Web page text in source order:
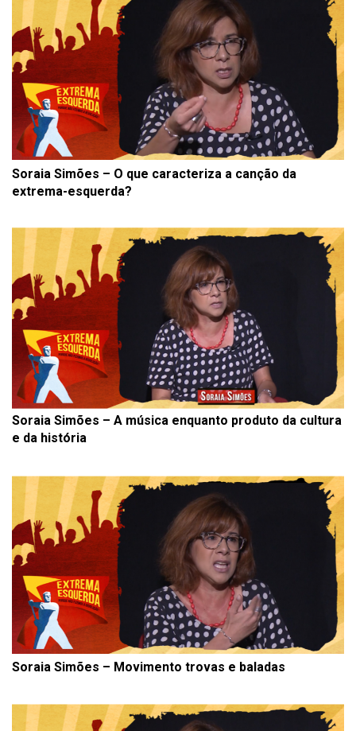
Soraia Simões – O que caracteriza a canção da
extrema-esquerda?
Soraia Simões – A música enquanto produto da cultura
e da história
Soraia Simões – Movimento trovas e baladas